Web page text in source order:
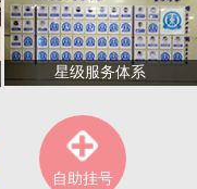
星级服务体系
自助挂号